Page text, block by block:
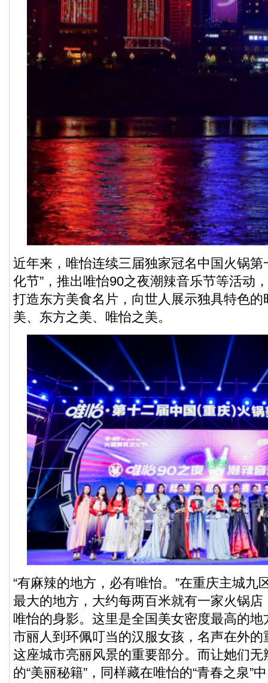
近年来，唯怡连续三届独家冠名中国火锅第
化节”，推出唯怡90之夜潮辣音乐节等活动
打造东方美食名片，向世人展示独具特色
美、东方之美、唯怡之美。
“有麻辣的地方，必有唯怡。”在重庆主城九
最大的地方，大约每两百米就有一家火锅
唯怡的身影。这里是全国美女密度最高的
市丽人到环佩叮当的汉服女孩，名声在外
这座城市亮丽风景的重要部分。而让她们
的“美丽秘籍”，同样藏在唯怡的“青春之泉”